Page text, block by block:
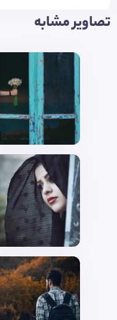
تصاویر مشابه